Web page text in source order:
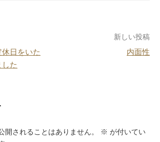
日をいた
た
新しい投稿
内面性
開されることはありません。 ※ が付いてい